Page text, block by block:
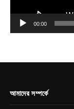
00:00
আমাদের সম্পর্কে